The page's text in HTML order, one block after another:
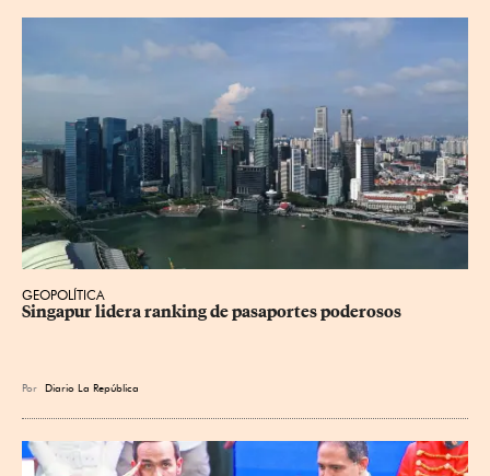
GEOPOLÍTICA
Singapur lidera ranking de pasaportes poderosos
Por Diario La República